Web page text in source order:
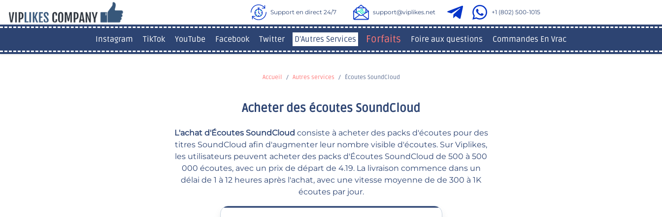
Support en direct 24/7 support@viplikes.net +1 (802) 500-1015
Instagram TikTok YouTube Facebook Twitter D'Autres Services Forfaits Foire aux questions Commandes En Vrac
Accueil Autres services Écoutes SoundCloud
Acheter des écoutes SoundCloud
L'achat d'Écoutes SoundCloud consiste à acheter des packs d'écoutes pour des
titres SoundCloud afin d'augmenter leur nombre visible d'écoutes. Sur Viplikes,
les utilisateurs peuvent acheter des packs d'Écoutes SoundCloud de 500 à 500
000 écoutes, avec un prix de départ de 4.19. La livraison commence dans un
délai de 1 à 12 heures après l'achat, avec une vitesse moyenne de de 300 à 1K
écoutes par jour.